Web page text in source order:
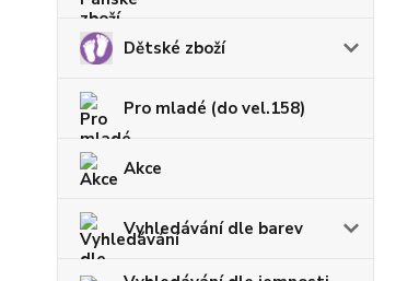
Dětské zboží
Pro mladé (do vel.158)
Akce
Vyhledávání dle barev